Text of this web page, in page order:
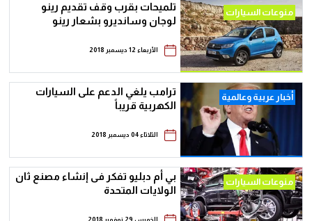
منوعات السيارات
تلميحات بقرب وقف تقديم رينو
لوجان وسانديرو بشعار رينو
الأربعاء 12 ديسمبر 2018
أخبار عربية وعالمية
ترامب يلغي الدعم على السيارات
الكهربية قريباً
الثلاثاء 04 ديسمبر 2018
منوعات السيارات
بي أم دبليو تفكر فى إنشاء مصنع ثان
الولايات المتحدة
الخميس 29 نوفمبر 2018